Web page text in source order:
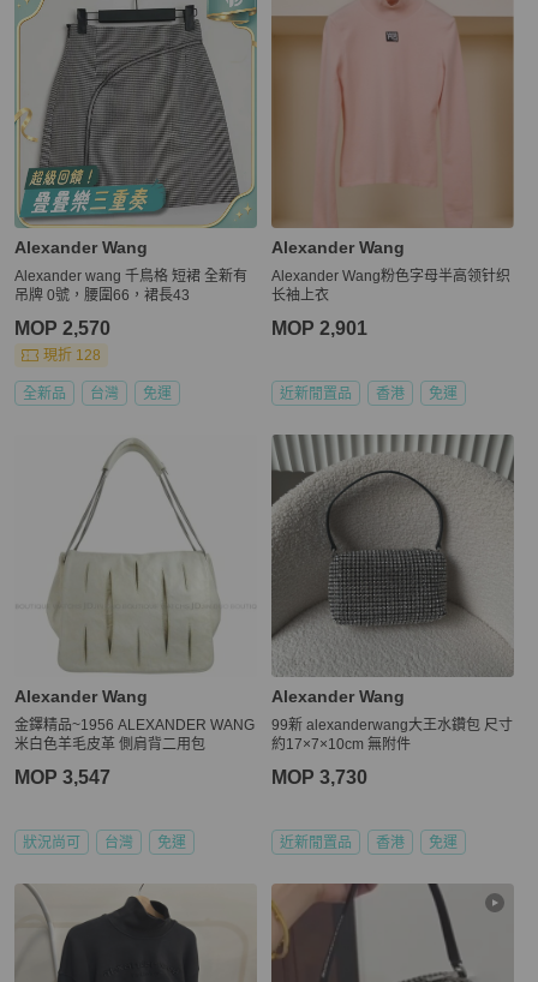
Alexander Wang
Alexander wang 千鳥格 短裙 全新有
吊牌 0號，腰圍66，裙長43
MOP 2,570
現折 128
全新品 台灣 免運
Alexander Wang
Alexander Wang粉色字母半高领针织
长袖上衣
MOP 2,901
近新閒置品 香港 免運
Alexander Wang
金鐸精品~1956 ALEXANDER WANG
米白色羊毛皮革 側肩背二用包
MOP 3,547
狀況尚可 台灣 免運
Alexander Wang
99新 alexanderwang大王水鑽包 尺寸
約17×7×10cm 無附件
MOP 3,730
近新閒置品 香港 免運